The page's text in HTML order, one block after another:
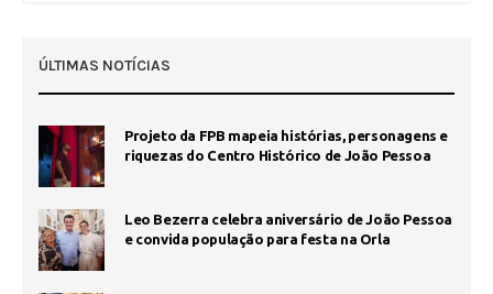
ÚLTIMAS NOTÍCIAS
Projeto da FPB mapeia histórias, personagens e
riquezas do Centro Histórico de João Pessoa
Leo Bezerra celebra aniversário de João Pessoa
e convida população para festa na Orla